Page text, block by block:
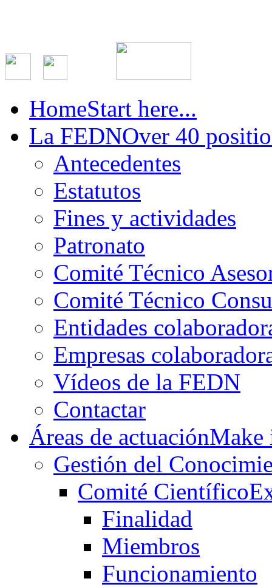
HomeStart here...
La FEDNOver 40
Antecedentes
Estatutos
Fines y actividades
Patronato
Comité Técnico
Comité Técnico
Entidades
Empresas
Vídeos de la FEDN
Contactar
Áreas de actuación
Gestión del
Comité Científico
Finalidad
Miembros
Funcionamiento